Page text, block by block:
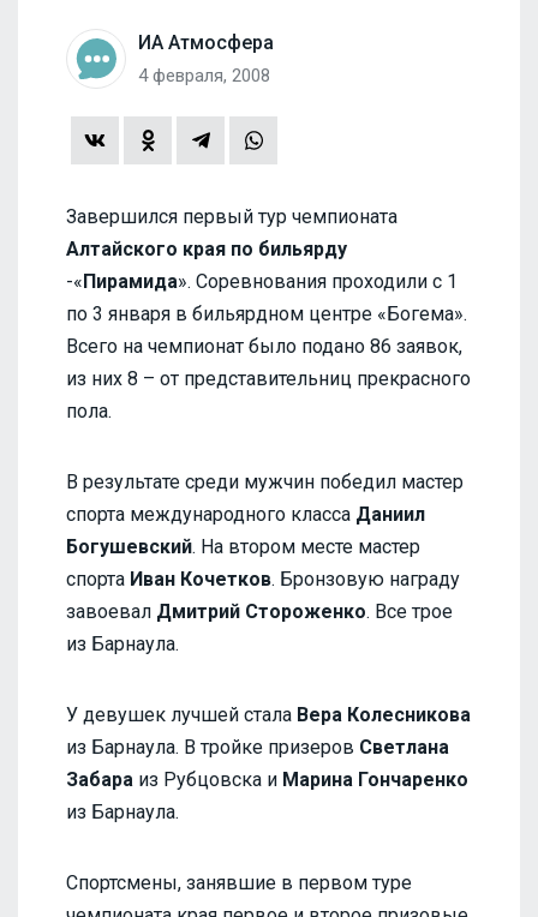
ИА Атмосфера
4 февраля, 2008
Завершился первый тур чемпионата
Алтайского края по бильярду
-«Пирамида». Соревнования проходили с 1
по 3 января в бильярдном центре «Богема».
Всего на чемпионат было подано 86 заявок,
из них 8 – от представительниц прекрасного
пола.
В результате среди мужчин победил мастер
спорта международного класса Даниил
Богушевский. На втором месте мастер
спорта Иван Кочетков. Бронзовую награду
завоевал Дмитрий Стороженко. Все трое
из Барнаула.
У девушек лучшей стала Вера Колесникова
из Барнаула. В тройке призеров Светлана
Забара из Рубцовска и Марина Гончаренко
из Барнаула.
Спортсмены, занявшие в первом туре